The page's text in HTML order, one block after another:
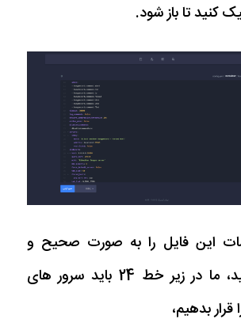
این فایل را به صورت صحیح و
کامل تغییر دهید، ما در زیر خط 24 باید سرور های
بدهیم،